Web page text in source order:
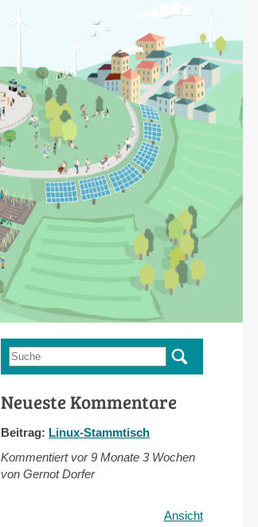
Suchformular
Suche
Neueste Kommentare
Beitrag: Linux-Stammtisch
Kommentiert vor9 Monate 3 Wochen
von Gernot Dorfer
Ansicht